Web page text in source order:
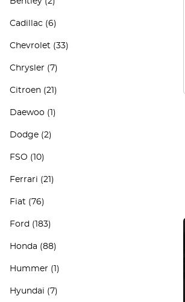
Cadillac (6)
Chevrolet (33)
Chrysler (7)
Citroen (21)
Daewoo (1)
Dodge (2)
FSO (10)
Ferrari (21)
Fiat (76)
Ford (183)
Honda (88)
Hummer (1)
Hyundai (7)